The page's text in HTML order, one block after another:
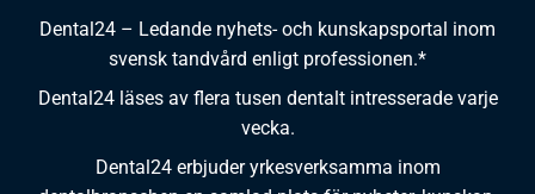
Dental24 – Ledande nyhets- och kunskapsportal inom
svensk tandvård enligt professionen.*
Dental24 läses av flera tusen dentalt intresserade varje
vecka.
Dental24 erbjuder yrkesverksamma inom